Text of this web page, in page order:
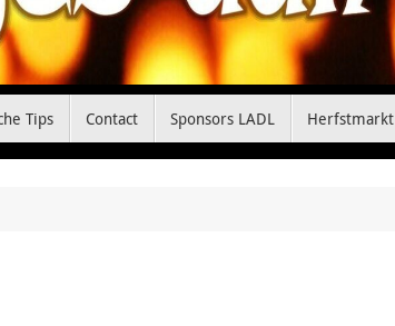
Tips Contact Sponsors LADL Herfstmarkt